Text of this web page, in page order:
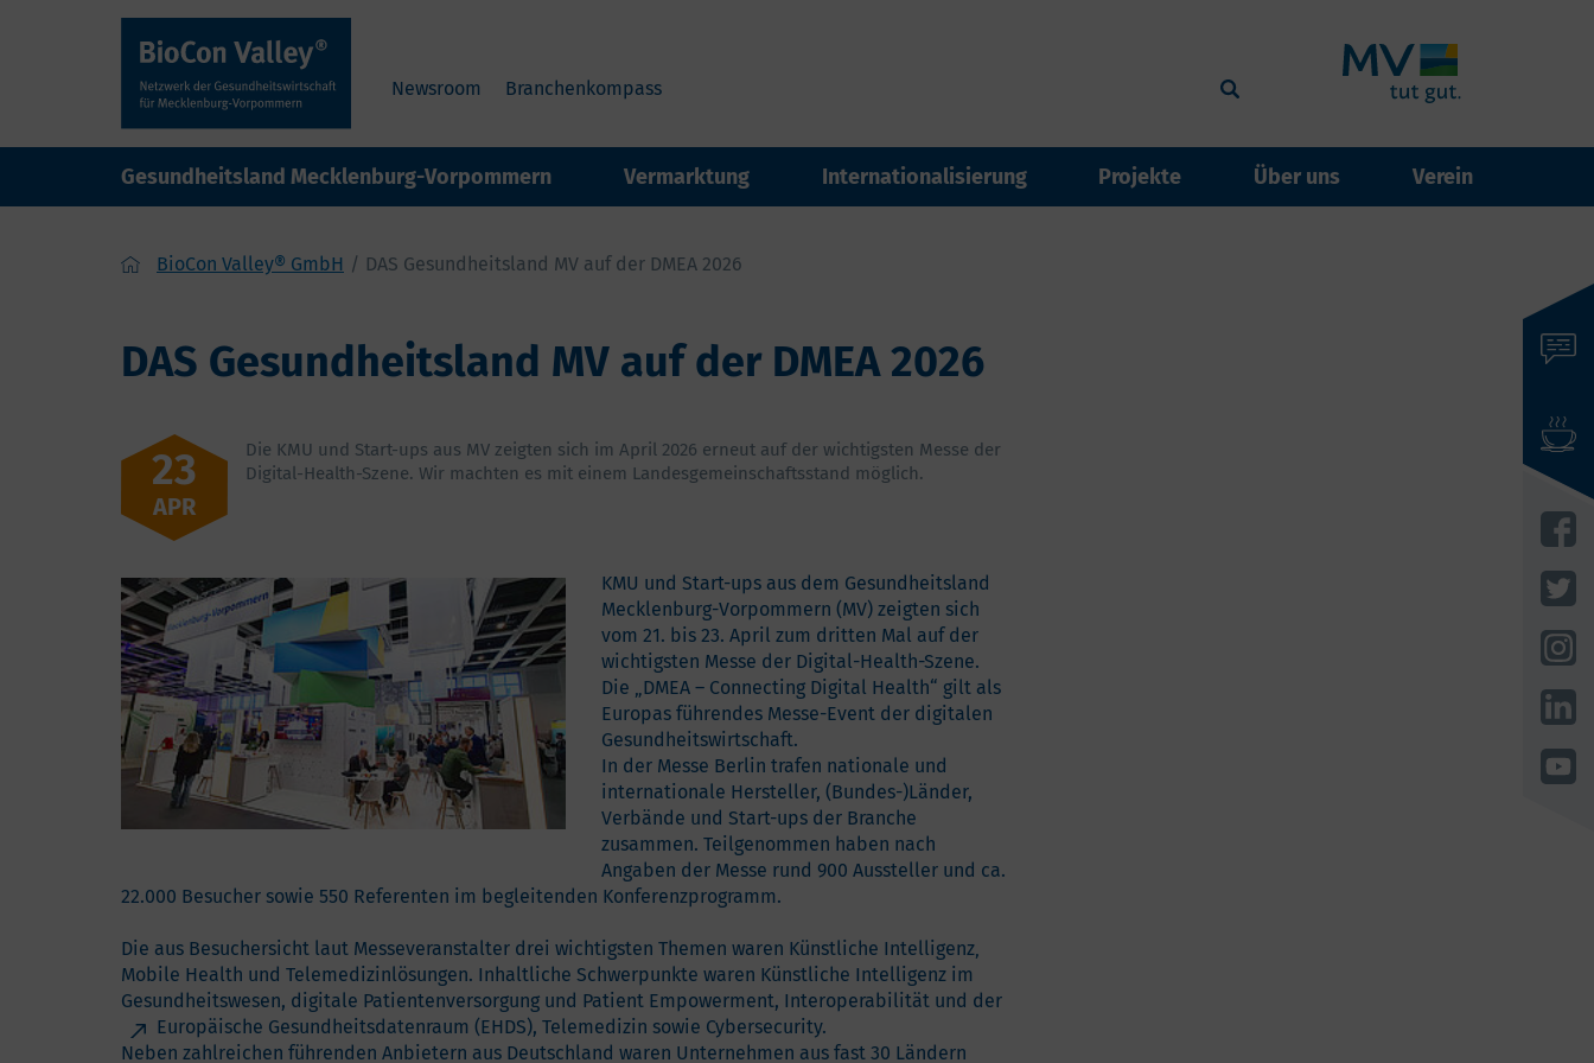
Newsroom Branchenkompass
Gesundheitsland Mecklenburg-Vorpommern Vermarktung Internationalisierung Projekte Über uns Verein
BioCon Valley® GmbH DAS Gesundheitsland MV auf der DMEA 2026
DAS Gesundheitsland MV auf der DMEA 2026
23
APR
Die KMU und Start-ups aus MV zeigten sich im April 2026 erneut auf der wichtigsten Messe der
Digital-Health-Szene. Wir machten es mit einem Landesgemeinschaftsstand möglich.
KMU und Start-ups aus dem Gesundheitsland
Mecklenburg-Vorpommern (MV) zeigten sich
vom 21. bis 23. April zum dritten Mal auf der
wichtigsten Messe der Digital-Health-Szene.
Die „DMEA – Connecting Digital Health“ gilt als
Europas führendes Messe-Event der digitalen
Gesundheitswirtschaft.
In der Messe Berlin trafen nationale und
internationale Hersteller, (Bundes-)Länder,
Verbände und Start-ups der Branche
zusammen. Teilgenommen haben nach
Angaben der Messe rund 900 Aussteller und ca.
22.000 Besucher sowie 550 Referenten im begleitenden Konferenzprogramm.
Die aus Besuchersicht laut Messeveranstalter drei wichtigsten Themen waren Künstliche Intelligenz‚
Mobile Health und Telemedizinlösungen. Inhaltliche Schwerpunkte waren Künstliche Intelligenz im
Gesundheitswesen, digitale Patientenversorgung und Patient Empowerment, Interoperabilität und der
Europäische Gesundheitsdatenraum (EHDS), Telemedizin sowie Cybersecurity.
Neben zahlreichen führenden Anbietern aus Deutschland waren Unternehmen aus fast 30 Ländern